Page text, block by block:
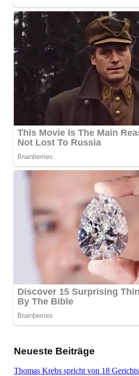
Neueste Beiträge
Thomas Krebs spricht von 18